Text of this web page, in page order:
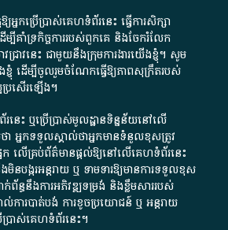
កប្រើប្រាស់គេហទំព័រនេះ ធ្វើការសិក្សា
ម្បីគាំទ្រកិច្ចការ​របស់ពួកគេ និងចែករំលែក
ជ្រាវនេះ ជាមួយនឹងក្រុមការងារយើងខ្ញុំ។ សូម
ញុំ ដើម្បីចូលរួមចំណែកធ្វើឱ្យភាពសុក្រឹតរបស់
រសើរឡើង។
េះ ឬប្រើប្រាស់មូលដ្ឋានទិន្នន័យនៅលើ
អ្នកទទួលស្គាល់ថាអ្នកមានទំនួលខុសត្រូវ
ក លើគ្រប់ព័ត៌មានផ្តល់ឱ្យនៅលើគេហទំព័រនេះ
បង្ករអន្តរាយ ឬ ទាមទារ​ឱ្យមានការទទួលខុស​
ក់ព័ន្ធនឹងការអភិវឌ្ឍទម្រង់ និងខ្លឹមសាររបស់
ល់ការបាត់បង់ ការខូចប្រយោជន៍ ឬ អន្តរាយ
រាស់គេហទំព័រនេះ។